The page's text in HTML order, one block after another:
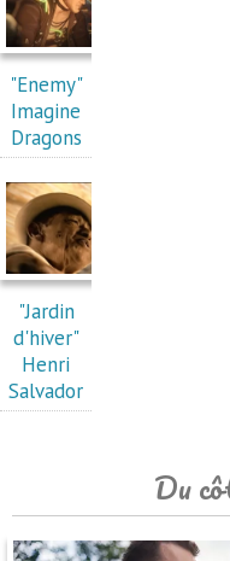
"Enemy"
Imagine
Dragons
"Jardin
d'hiver"
Henri
Salvador
Du